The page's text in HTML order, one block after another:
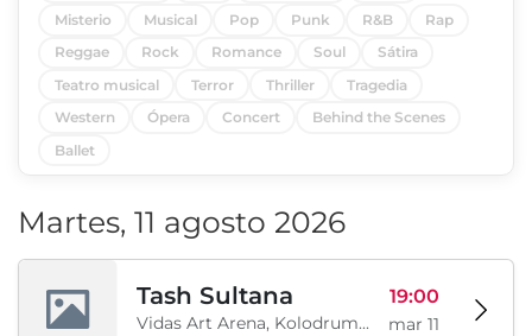
Misterio
Musical Pop Punk R&B
Rap
Reggae
Rock Romance Soul
Sátira
Teatro musical
Terror Thriller
Tragedia
Western
Ópera Concert
Behind the Scenes
Ballet
Martes, 11 agosto 2026
Tash Sultana
Vidas Art Arena, Kolodrum, Borisova gradina, Sofía, BG
19:00
mar 11